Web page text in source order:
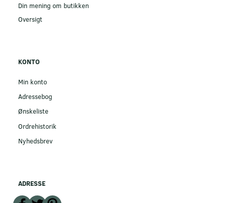
Din mening om butikken
Oversigt
KONTO
Min konto
Adressebog
Ønskeliste
Ordrehistorik
Nyhedsbrev
ADRESSE